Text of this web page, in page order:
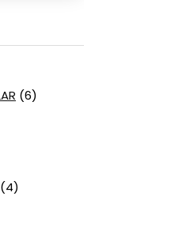
(6)
(4)